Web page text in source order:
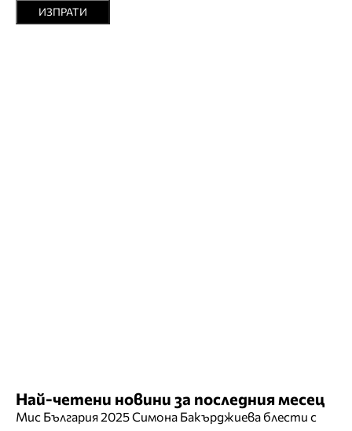
ИЗПРАТИ
Най-четени новини за последния месец
Мис България 2025 Симона Бакърджиева блести с